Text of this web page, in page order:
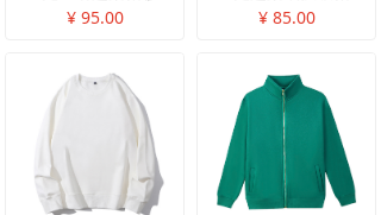
¥ 95.00
¥ 85.00